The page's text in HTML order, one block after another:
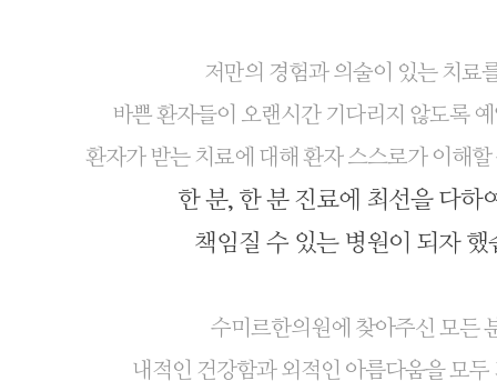
저만의 경험과 의술이 있는 치료
바쁜 환자들이 오랜시간 기다리지 않도록
환자가 받는 치료에 대해 환자 스스로가 이해
한 분, 한 분 진료에 최선을 다하
책임질 수 있는 병원이 되자 했
수미르한의원에 찾아주신 모든
내적인 건강함과 외적인 아름다움을 모두